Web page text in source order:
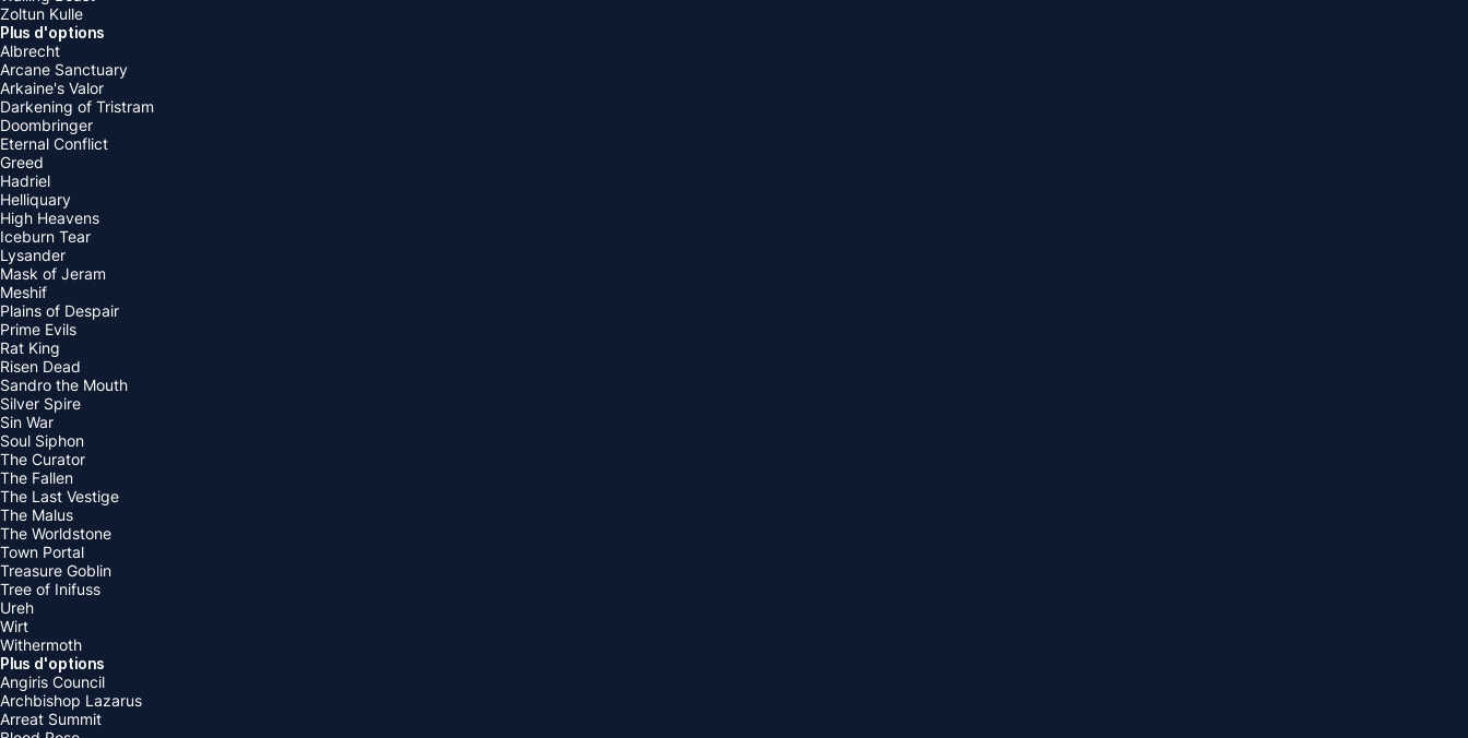
Zoltun Kulle
Plus d'options
Albrecht
Arcane Sanctuary
Arkaine's Valor
Darkening of Tristram
Doombringer
Eternal Conflict
Greed
Hadriel
Helliquary
High Heavens
Iceburn Tear
Lysander
Mask of Jeram
Meshif
Plains of Despair
Prime Evils
Rat King
Risen Dead
Sandro the Mouth
Silver Spire
Sin War
Soul Siphon
The Curator
The Fallen
The Last Vestige
The Malus
The Worldstone
Town Portal
Treasure Goblin
Tree of Inifuss
Ureh
Wirt
Withermoth
Plus d'options
Angiris Council
Archbishop Lazarus
Arreat Summit